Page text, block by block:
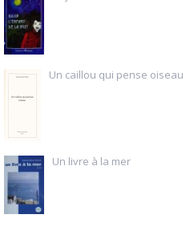
Un caillou qui pense oiseau
Un livre à la mer